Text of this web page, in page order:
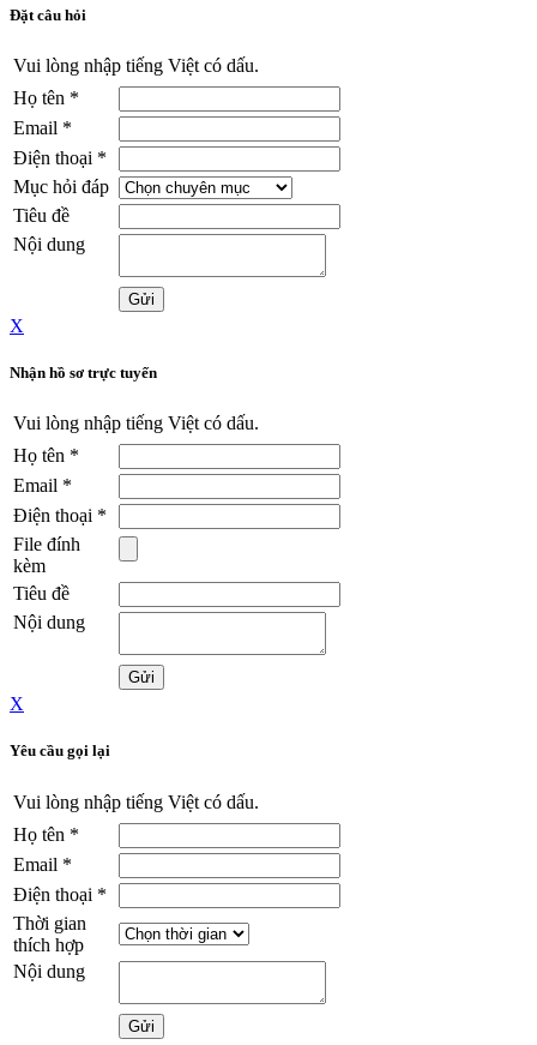
Đặt câu hỏi
Vui lòng nhập tiếng Việt có dấu.
Họ tên *
Email *
Điện thoại *
Mục hỏi đáp
Tiêu đề
Nội dung
X
Nhận hồ sơ trực tuyến
Vui lòng nhập tiếng Việt có dấu.
Họ tên *
Email *
Điện thoại *
File đính
kèm
Tiêu đề
Nội dung
X
Yêu cầu gọi lại
Vui lòng nhập tiếng Việt có dấu.
Họ tên *
Email *
Điện thoại *
Thời gian
thích hợp
Nội dung